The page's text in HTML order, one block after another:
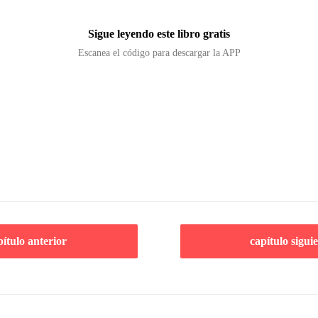
Sigue leyendo este libro gratis
Escanea el código para descargar la APP
anterior capítulo